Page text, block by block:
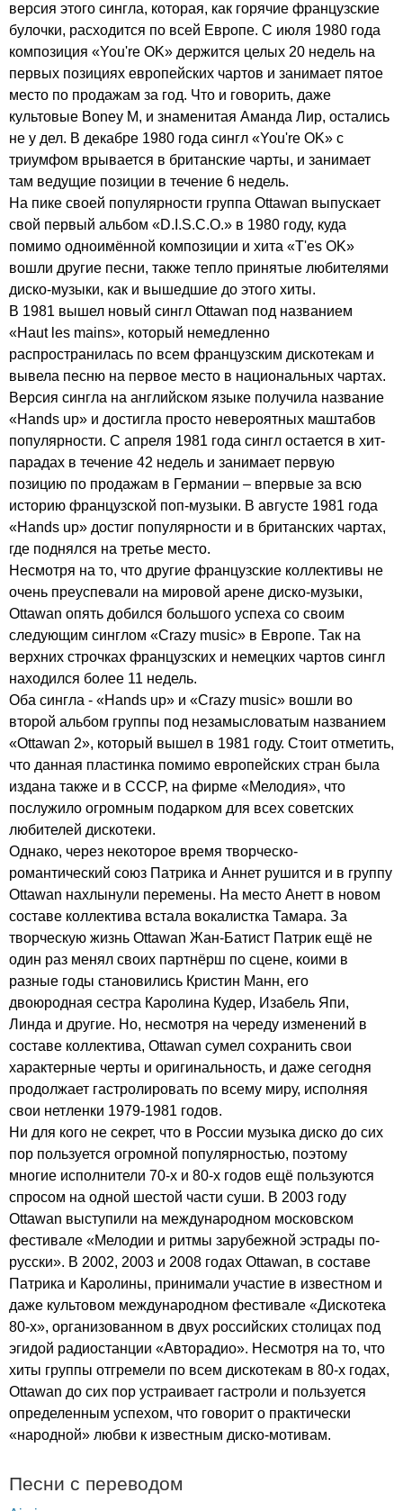
версия этого сингла, которая, как горячие французские
булочки, расходится по всей Европе. С июля 1980 года
композиция «You're OK» держится целых 20 недель на
первых позициях европейских чартов и занимает пятое
место по продажам за год. Что и говорить, даже
культовые Boney M, и знаменитая Аманда Лир, остались
не у дел. В декабре 1980 года сингл «You're OK» с
триумфом врывается в британские чарты, и занимает
там ведущие позиции в течение 6 недель.
На пике своей популярности группа Ottawan выпускает
свой первый альбом «D. .S.C.O.» в 1980 году, куда
помимо одноимённой композиции и хита «T'es OK»
вошли другие песни, также тепло принятые любителями
диско-музыки, как и вышедшие до этого хиты.
В 1981 вышел новый сингл Ottawan под названием
«Haut les mains», который немедленно
распространилась по всем французским дискотекам и
вывела песню на первое место в национальных чартах.
Версия сингла на английском языке получила название
«Hands up» и достигла просто невероятных маштабов
популярности. С апреля 1981 года сингл остается в хит-
парадах в течение 42 недель и занимает первую
позицию по продажам в Германии – впервые за всю
историю французской поп-музыки. В августе 1981 года
«Hands up» достиг популярности и в британских чартах,
где поднялся на третье место.
Несмотря на то, что другие французские коллективы не
очень преуспевали на мировой арене диско-музыки,
Ottawan опять добился большого успеха со своим
следующим синглом «Crazy music» в Европе. Так на
верхних строчках французских и немецких чартов сингл
находился более 11 недель.
Оба сингла - «Hands up» и «Crazy music» вошли во
второй альбом группы под незамысловатым названием
«Ottawan 2», который вышел в 1981 году. Стоит отметить,
что данная пластинка помимо европейских стран была
издана также и в СССР, на фирме «Мелодия», что
послужило огромным подарком для всех советских
любителей дискотеки.
Однако, через некоторое время творческо-
романтический союз Патрика и Аннет рушится и в группу
Ottawan нахлынули перемены. На место Анетт в новом
составе коллектива встала вокалистка Тамара. За
творческую жизнь Ottawan Жан-Батист Патрик ещё не
один раз менял своих партнёрш по сцене, коими в
разные годы становились Кристин Манн, его
двоюродная сестра Каролина Кудер, Изабель Япи,
Линда и другие. Но, несмотря на череду изменений в
составе коллектива, Ottawan сумел сохранить свои
характерные черты и оригинальность, и даже сегодня
продолжает гастролировать по всему миру, исполняя
свои нетленки 1979-1981 годов.
Ни для кого не секрет, что в России музыка диско до сих
пор пользуется огромной популярностью, поэтому
многие исполнители 70-х и 80-х годов ещё пользуются
спросом на одной шестой части суши. В 2003 году
Ottawan выступили на международном московском
фестивале «Мелодии и ритмы зарубежной эстрады по-
русски». В 2002, 2003 и 2008 годах Ottawan, в составе
Патрика и Каролины, принимали участие в известном и
даже культовом международном фестивале «Дискотека
80-х», организованном в двух российских столицах под
эгидой радиостанции «Авторадио». Несмотря на то, что
хиты группы отгремели по всем дискотекам в 80-х годах,
Ottawan до сих пор устраивает гастроли и пользуется
определенным успехом, что говорит о практически
«народной» любви к известным диско-мотивам.
Песни с переводом